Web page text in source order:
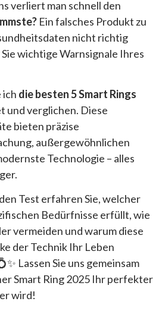
verliert man schnell den
Ein falsches Produkt zu
nicht richtig
wichtige Warnsignale Ihres
ich die besten 5 Smart Rings
und verglichen. Diese
bieten präzise
außergewöhnlichen
Technologie – alles
Test erfahren Sie, welcher
Bedürfnisse erfüllt, wie
vermeiden und warum diese
der Technik Ihr Leben
Lassen Sie uns gemeinsam
Smart Ring 2025 Ihr perfekter
wird!